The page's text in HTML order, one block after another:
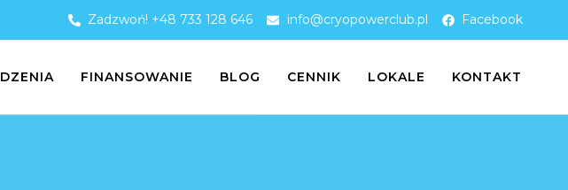
Zadzwoń! +48 733 128 646 info@cryopowerclub.pl Facebook
FINANSOWANIE BLOG CENNIK LOKALE KONTAKT